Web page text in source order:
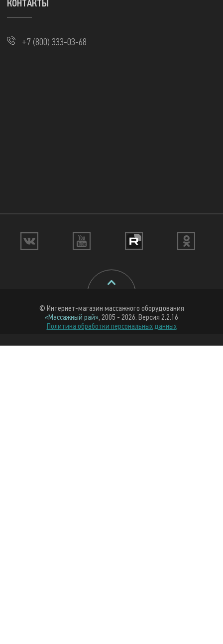
КОНТАКТЫ
+7 (800) 333-03-68
© Интернет-магазин массажного оборудования
«Массажный рай», 2005 - 2026. Версия 2.2.16
Политика обработки персональных данных